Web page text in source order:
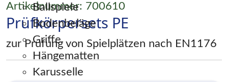
Ballspiele
Bodenbeläge
Griffe
Hängematten
Karusselle
Artikelnummer: 700610
Prüfkörpersets PE
zur Prüfung von Spielplätzen nach EN1176